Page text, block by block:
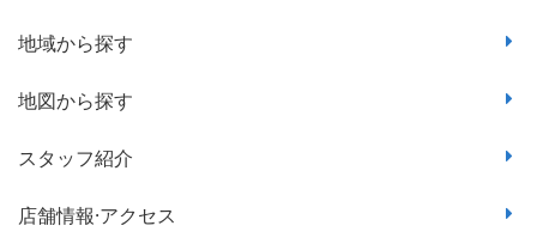
地域から探す
地図から探す
スタッフ紹介
店舗情報·アクセス